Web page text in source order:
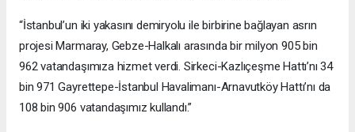
“İstanbul’un iki yakasını demiryolu ile birbirine bağlayan asrın
projesi Marmaray, Gebze-Halkalı arasında bir milyon 905 bin
962 vatandaşımıza hizmet verdi. Sirkeci-Kazlıçeşme Hattı’nı 34
bin 971 Gayrettepe-İstanbul Havalimanı-Arnavutköy Hattı’nı da
108 bin 906 vatandaşımız kullandı.”